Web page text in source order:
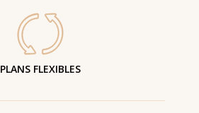
PLANS FLEXIBLES